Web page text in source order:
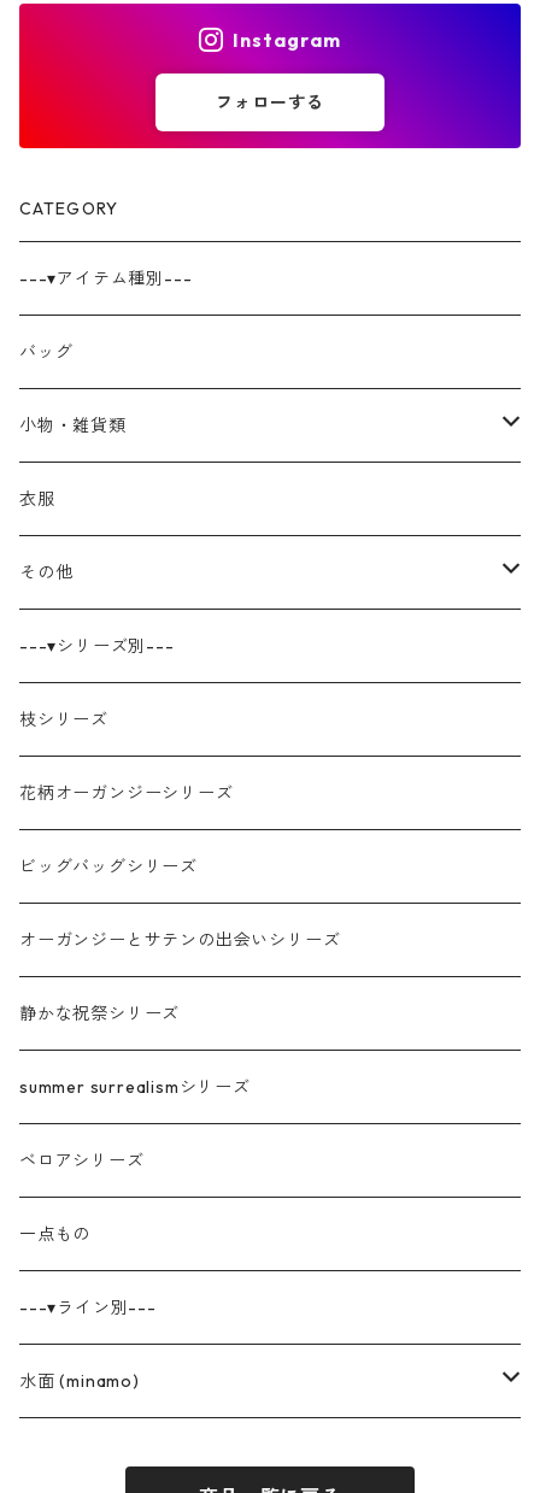
Instagram
フォローする
CATEGORY
---▾アイテム種別---
バッグ
小物・雑貨類
巾着
ポーチ
ブックカバー
ティッシュケース
シール・ステッカー
衣服
その他
キャンバス原画
---▾シリーズ別---
枝シリーズ
花柄オーガンジーシリーズ
ビッグバッグシリーズ
オーガンジーとサテンの出会いシリーズ
静かな祝祭シリーズ
summer surrealismシリーズ
ベロアシリーズ
一点もの
---▾ライン別---
水面 (minamo)